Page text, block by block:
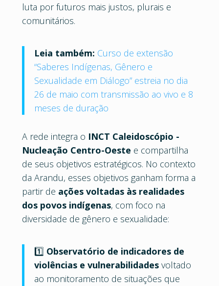
luta por futuros mais justos, plurais e
comunitários.
Leia também: Curso de extensão
“Saberes Indígenas, Gênero e
Sexualidade em Diálogo” estreia no dia
26 de maio com transmissão ao vivo e 8
meses de duração
A rede integra o INCT Caleidoscópio -
Nucleação Centro-Oeste e compartilha
de seus objetivos estratégicos. No contexto
da Arandu, esses objetivos ganham forma a
partir de ações voltadas às realidades
dos povos indígenas, com foco na
diversidade de gênero e sexualidade:
1️⃣ Observatório de indicadores de
violências e vulnerabilidadesvoltado
ao monitoramento de situações que